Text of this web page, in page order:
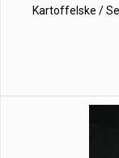
Kartoffelske /